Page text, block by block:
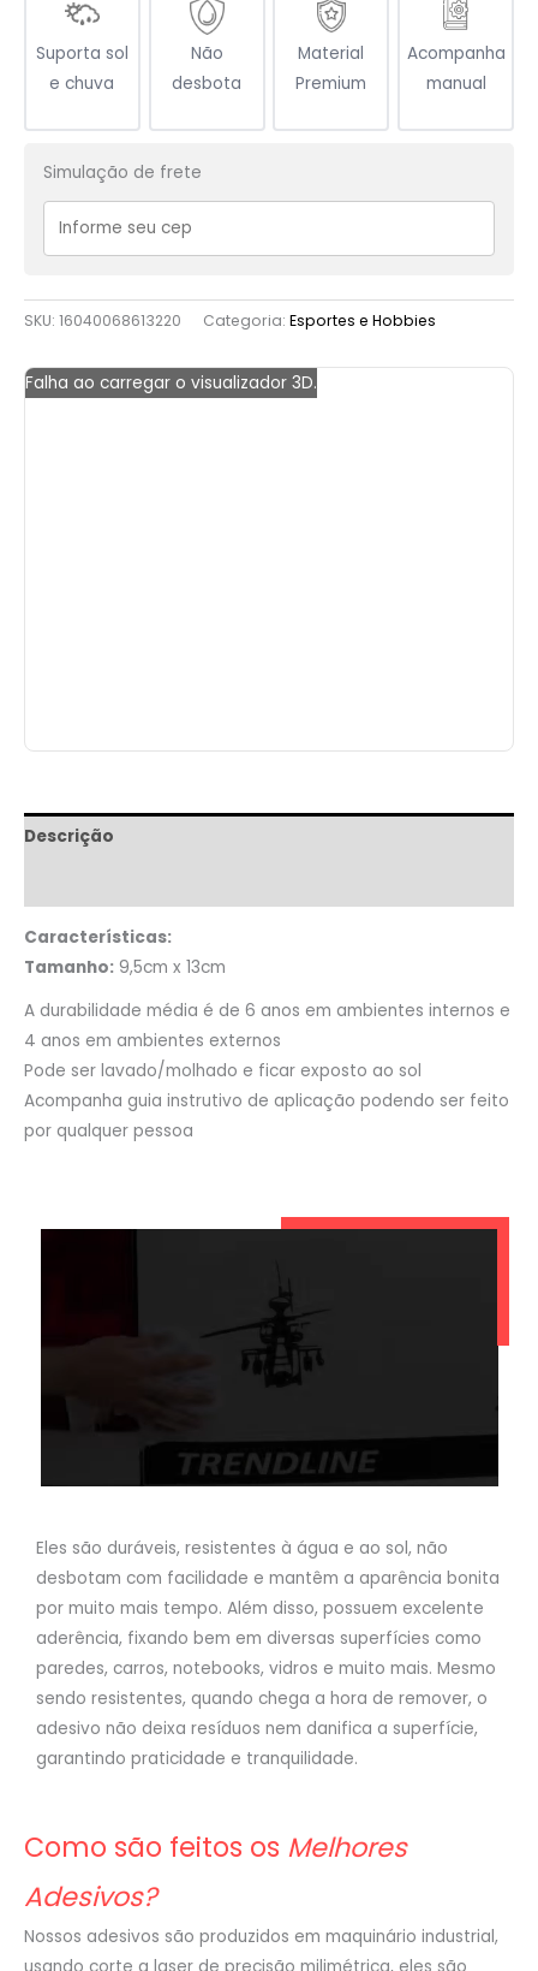
Suporta sol
e chuva
Não
desbota
Material
Premium
Acompanha
manual
Simulação de frete
SKU: 16040068613220 Categoria: Esportes e Hobbies
Falha ao carregar o visualizador 3D.
Descrição
Características:
Tamanho: 9,5cm x 13cm
A durabilidade média é de 6 anos em ambientes internos e
4 anos em ambientes externos
Pode ser lavado/molhado e ficar exposto ao sol
Acompanha guia instrutivo de aplicação podendo ser feito
por qualquer pessoa
Eles são duráveis, resistentes à água e ao sol, não
desbotam com facilidade e mantêm a aparência bonita
por muito mais tempo. Além disso, possuem excelente
aderência, fixando bem em diversas superfícies como
paredes, carros, notebooks, vidros e muito mais. Mesmo
sendo resistentes, quando chega a hora de remover, o
adesivo não deixa resíduos nem danifica a superfície,
garantindo praticidade e tranquilidade.
Como são feitos os Melhores
Adesivos?
Nossos adesivos são produzidos em maquinário industrial,